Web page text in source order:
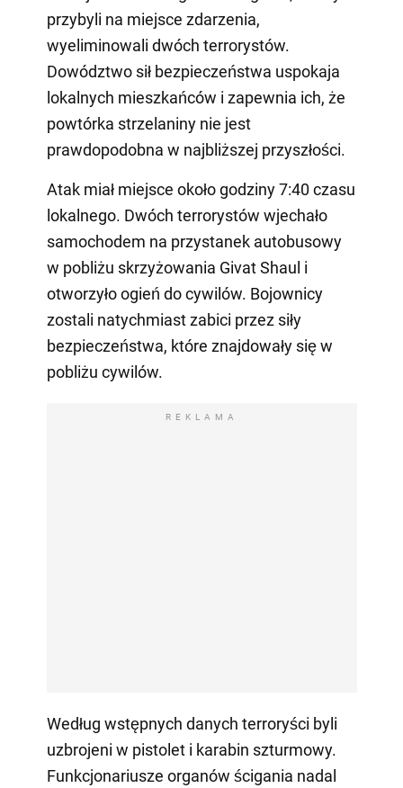
przybyli na miejsce zdarzenia,
wyeliminowali dwóch terrorystów.
Dowództwo sił bezpieczeństwa uspokaja
lokalnych mieszkańców i zapewnia ich, że
powtórka strzelaniny nie jest
prawdopodobna w najbliższej przyszłości.
Atak miał miejsce około godziny 7:40 czasu
lokalnego. Dwóch terrorystów wjechało
samochodem na przystanek autobusowy
w pobliżu skrzyżowania Givat Shaul i
otworzyło ogień do cywilów. Bojownicy
zostali natychmiast zabici przez siły
bezpieczeństwa, które znajdowały się w
pobliżu cywilów.
REKLAMA
Według wstępnych danych terroryści byli
uzbrojeni w pistolet i karabin szturmowy.
Funkcjonariusze organów ścigania nadal